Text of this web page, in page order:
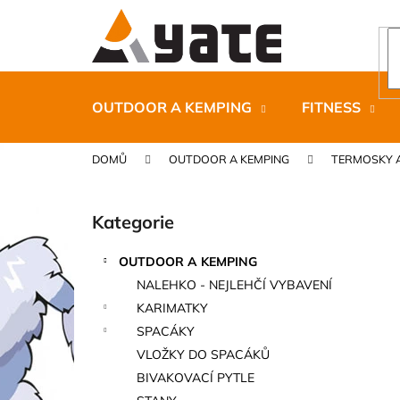
OUTDOOR A KEMPING FITNESS
DOMŮ OUTDOOR A KEMPING TERMOSKY
r
a
n
Přeskočit
kategorie
Kategorie
OUTDOOR A KEMPING
NALEHKO - NEJLEHČÍ VYBAVENÍ
KARIMATKY
SPACÁKY
VLOŽKY DO SPACÁKŮ
BIVAKOVACÍ PYTLE
í
do
do
CARNOSPORT GEL 100 ML
899 Kč